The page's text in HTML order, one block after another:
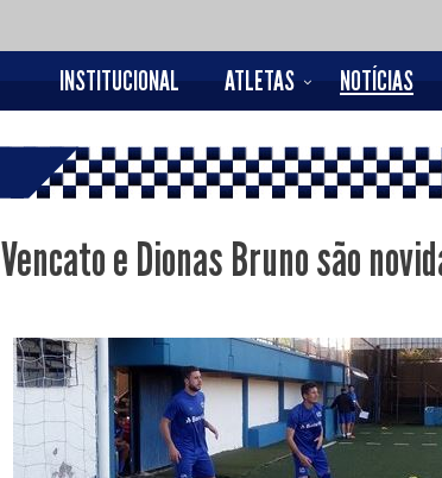
INSTITUCIONAL ATLETAS NOTÍCIAS
Vencato e Dionas Bruno são